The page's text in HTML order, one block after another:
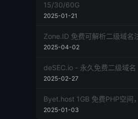
15/30/60G
2025-01-21
Zone.ID 免费可解析二级域名
2025-04-02
deSEC.io - 永久免费二级域名
2025-02-27
Byet.host 1GB 免费PHP空间
2025-01-03